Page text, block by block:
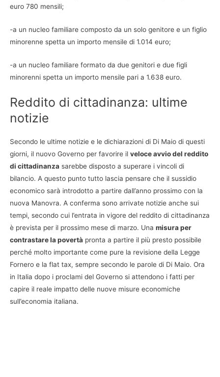
euro 780 mensili;
-a un nucleo familiare composto da un solo genitore e un figlio
minorenne spetta un importo mensile di 1.014 euro;
-a un nucleo familiare formato da due genitori e due figli
minorenni spetta un importo mensile pari a 1.638 euro.
Reddito di cittadinanza: ultime
notizie
Secondo le ultime notizie e le dichiarazioni di Di Maio di questi
giorni, il nuovo Governo per favorire il veloce avvio del reddito
di cittadinanza sarebbe disposto a superare i vincoli di
bilancio. A questo punto tutto lascia pensare che il sussidio
economico sarà introdotto a partire dall’anno prossimo con la
nuova Manovra. A conferma sono arrivate notizie anche sui
tempi, secondo cui l’entrata in vigore del reddito di cittadinanza
è prevista per il prossimo mese di marzo. Una misura per
contrastare la povertà pronta a partire il più presto possibile
perché molto importante come pure la revisione della Legge
Fornero e la flat tax, sempre secondo le parole di Di Maio. Ora
in Italia dopo i proclami del Governo si attendono i fatti per
capire il reale impatto delle nuove misure economiche
sull’economia italiana.